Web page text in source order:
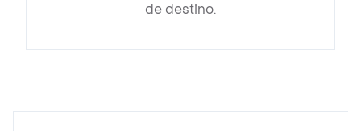
de destino.